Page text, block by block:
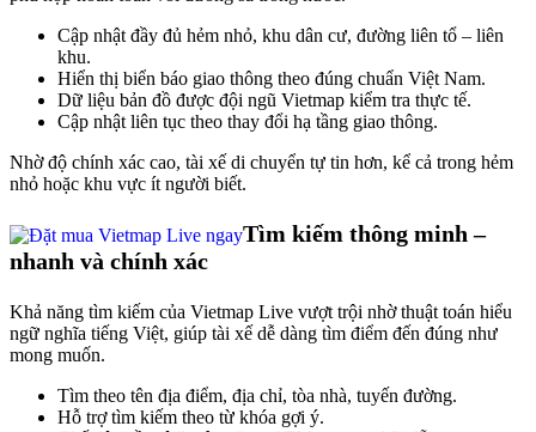
Cập nhật đầy đủ hẻm nhỏ, khu dân cư, đường liên tổ – liên
khu.
Hiển thị biển báo giao thông theo đúng chuẩn Việt Nam.
Dữ liệu bản đồ được đội ngũ Vietmap kiểm tra thực tế.
Cập nhật liên tục theo thay đổi hạ tầng giao thông.
Nhờ độ chính xác cao, tài xế di chuyển tự tin hơn, kể cả trong hẻm
nhỏ hoặc khu vực ít người biết.
Tìm kiếm thông minh –
nhanh và chính xác
Khả năng tìm kiếm của Vietmap Live vượt trội nhờ thuật toán hiểu
ngữ nghĩa tiếng Việt, giúp tài xế dễ dàng tìm điểm đến đúng như
mong muốn.
Tìm theo tên địa điểm, địa chỉ, tòa nhà, tuyến đường.
Hỗ trợ tìm kiếm theo từ khóa gợi ý.